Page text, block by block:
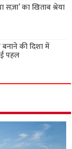
का खिताब श्रेया
की दिशा में
पहल